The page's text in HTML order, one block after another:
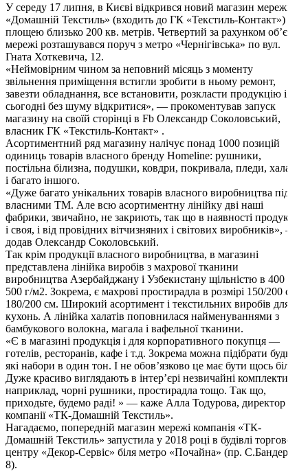
У середу 17 липня, в Києві відкрився новий магазин мережі
«Домашній Текстиль» (входить до ГК «Текстиль-Контакт»)
площею близько 200 кв. метрів. Четвертий за рахунком об’єкт
мережі розташувався поруч з метро «Чернігівська» по вул.
Гната Хоткевича, 12.
«Неймовірним чином за неповний місяць з моменту
звільнення приміщення встигли зробити в ньому ремонт,
завезти обладнання, все встановити, розкласти продукцію і
сьогодні без шуму відкритися», — прокоментував запуск
магазину на своїй сторінці в Fb Олександр Соколовський,
власник ГК «Текстиль-Контакт» .
Асортиментний ряд магазину налічує понад 1000 позицій
одиниць товарів власного бренду Homeline: рушники,
постільна білизна, подушки, ковдри, покривала, пледи, халати
і багато іншого.
«Дуже багато унікальних товарів власного виробництва під
власними ТМ. Але всю асортиментну лінійку дві наші
фабрики, звичайно, не закриють, так що в наявності продукція
і своя, і від провідних вітчизняних і світових виробників», —
додав Олександр Соколовський.
Так крім продукції власного виробництва, в магазині
представлена ​​лінійка виробів з махрової тканини
виробництва Азербайджану і Узбекистану щільністю в 400 і
500 г/м2. Зокрема, є махрові простирадла в розмірі 150/200 см і
180/200 см. Широкий асортимент і текстильних виробів для
кухонь. А лінійка халатів поповнилася найменуваннями з
бамбукового волокна, магала і вафельної тканини.
«Є в магазині продукція і для корпоративного покупця —
готелів, ресторанів, кафе і т.д. Зокрема можна підібрати будь-
які набори в один тон. І не обов’язково це має бути щось біле.
Дуже красиво виглядають в інтер’єрі незвичайні комплекти,
наприклад, чорні рушники, простирадла тощо. Так що,
приходьте, будемо раді! » — каже Алла Тодурова, директор
компанії «ТК-Домашній Текстиль».
Нагадаємо, попередній магазин мережі компанія «ТК-
Домашній Текстиль» запустила у 2018 році в будівлі торгового
центру «Декор-Сервіс» біля метро «Почайна» (пр. С.Бандери,
8).